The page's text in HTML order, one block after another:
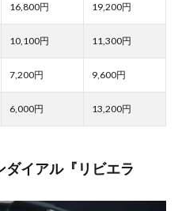
16,800 19,200
10,100 11,300
7,200 9,600
6,000 13,200
イアル『リビエラ